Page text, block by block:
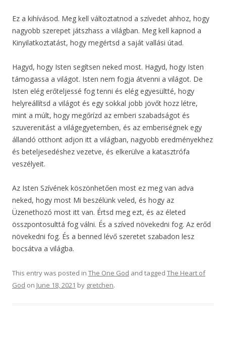
Ez a kihívásod. Meg kell változtatnod a szívedet ahhoz, hogy
nagyobb szerepet játszhass a világban. Meg kell kapnod a
Kinyilatkoztatást, hogy megértsd a saját vallási útad.
Hagyd, hogy Isten segítsen neked most. Hagyd, hogy Isten
támogassa a világot. Isten nem fogja átvenni a világot. De
Isten elég erőteljessé fog tenni és elég egyesültté, hogy
helyreállítsd a világot és egy sokkal jobb jövőt hozz létre,
mint a múlt, hogy megőrízd az emberi szabadságot és
szuverenitást a világegyetemben, és az emberiségnek egy
állandó otthont adjon itt a világban, nagyobb eredményekhez
és beteljesedéshez vezetve, és elkerülve a katasztrófa
veszélyeit.
Az Isten Szívének köszönhetően most ez meg van adva
neked, hogy most Mi beszélünk veled, és hogy az
Üzenethozó most itt van. Értsd meg ezt, és az életed
összpontosulttá fog válni. És a szíved növekedni fog. Az erőd
növekedni fog. És a benned lévő szeretet szabadon lesz
bocsátva a világba.
This entry was posted in The One God and tagged The Heart of
God on June 18, 2021 by gretchen.